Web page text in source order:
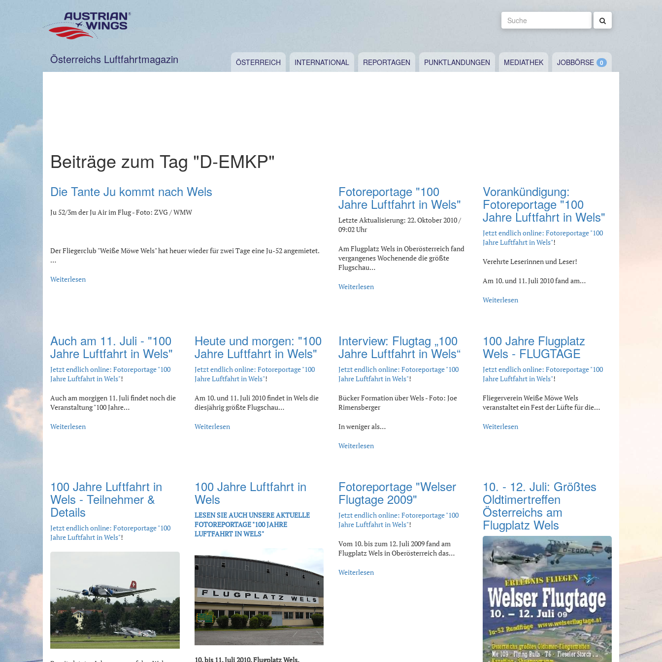
Suche
Österreichs Luftfahrtmagazin ÖSTERREICH INTERNATIONAL REPORTAGEN PUNKTLANDUNGEN MEDIATHEK JOBBÖRSE
Beiträge zum Tag "D-EMKP"
Die Tante Ju kommt nach Wels
Ju 52/3m der Ju Air im Flug - Foto: ZVG / WMW
Der Fliegerclub "Weiße Möwe Wels" hat heuer wieder für zwei Tage eine Ju-52 angemietet.
…
Weiterlesen
Fotoreportage "100
Jahre Luftfahrt in Wels"
Letzte Aktualisierung: 22. Oktober 2010 /
09:02 Uhr
Am Flugplatz Wels in Oberösterreich fand
vergangenes Wochenende die größte
Flugschau…
Weiterlesen
Vorankündigung:
Fotoreportage "100
Jahre Luftfahrt in Wels"
Jetzt endlich online: Fotoreportage "100
Jahre Luftfahrt in Wels"!
Verehrte Leserinnen und Leser!
Am 10. und 11. Juli 2010 fand am…
Weiterlesen
Auch am 11. Juli - "100
Jahre Luftfahrt in Wels"
Jetzt endlich online: Fotoreportage "100
Jahre Luftfahrt in Wels"!
Auch am morgigen 11. Juli findet noch die
Veranstaltung "100 Jahre…
Weiterlesen
Heute und morgen: "100
Jahre Luftfahrt in Wels"
Jetzt endlich online: Fotoreportage "100
Jahre Luftfahrt in Wels"!
Am 10. und 11. Juli 2010 findet in Wels die
diesjährig größte Flugschau…
Weiterlesen
Interview: Flugtag „100
Jahre Luftfahrt in Wels“
Jetzt endlich online: Fotoreportage "100
Jahre Luftfahrt in Wels"!
Bücker Formation über Wels - Foto: Joe
Rimensberger
In weniger als…
Weiterlesen
100 Jahre Flugplatz
Wels - FLUGTAGE
Jetzt endlich online: Fotoreportage "100
Jahre Luftfahrt in Wels"!
Fliegerverein Weiße Möwe Wels
veranstaltet ein Fest der Lüfte für die…
Weiterlesen
100 Jahre Luftfahrt in
Wels - Teilnehmer &
Details
Jetzt endlich online: Fotoreportage "100
Jahre Luftfahrt in Wels"!
100 Jahre Luftfahrt in
Wels
LESEN SIE AUCH UNSERE AKTUELLE
FOTOREPORTAGE "100 JAHRE
LUFTFAHRT IN WELS"
10. bis 11. Juli 2010, Flugplatz Wels,
Fotoreportage "Welser
Flugtage 2009"
Jetzt endlich online: Fotoreportage "100
Jahre Luftfahrt in Wels"!
Vom 10. bis zum 12. Juli 2009 fand am
Flugplatz Wels in Oberösterreich das…
Weiterlesen
10. - 12. Juli: Größtes
Oldtimertreffen
Österreichs am
Flugplatz Wels